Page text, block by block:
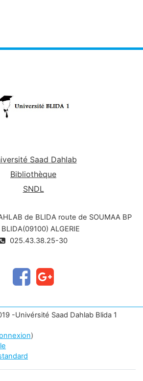
Saad Dahlab
Bibliothèque
SNDL
de BLIDA route de SOUMAA BP
ALGERIE
025.43.38.25-30
-Univérsité Saad Dahlab Blida 1
)